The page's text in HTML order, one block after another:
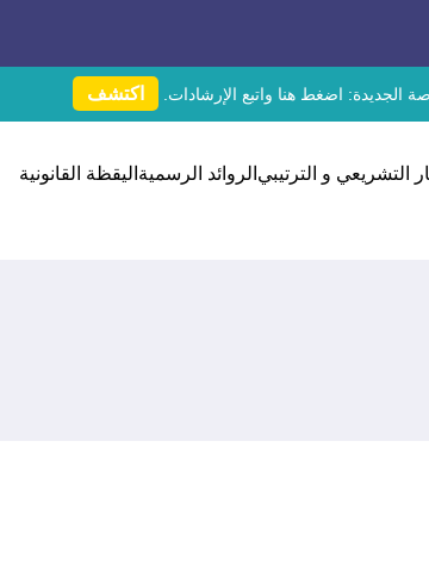
الجديدة: اضغط هنا واتبع الإرشادات. اكتشف
التشريعي و الترتيبيالروائد الرسميةاليقظة القانونية